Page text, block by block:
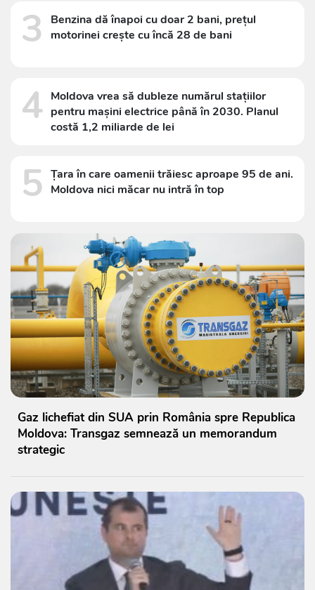
3
Benzina dă înapoi cu doar 2 bani, prețul
motorinei crește cu încă 28 de bani
4 Moldova vrea să dubleze numărul stațiilor
pentru mașini electrice până în 2030. Planul
costă 1,2 miliarde de lei
5 Țara în care oamenii trăiesc aproape 95 de ani.
Moldova nici măcar nu intră în top
Gaz lichefiat din SUA prin România spre Republica
Moldova: Transgaz semnează un memorandum
strategic